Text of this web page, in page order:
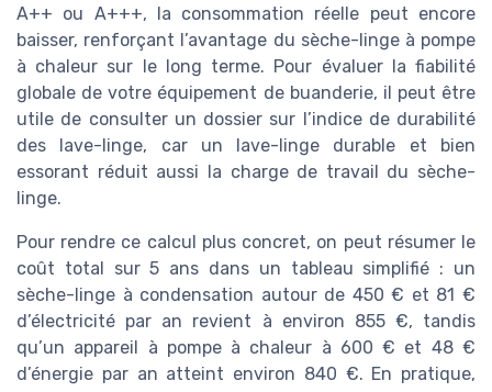
A++ ou A+++, la consommation réelle peut encore
baisser, renforçant l’avantage du sèche-linge à pompe
à chaleur sur le long terme. Pour évaluer la fiabilité
globale de votre équipement de buanderie, il peut être
utile de consulter un dossier sur l’indice de durabilité
des lave-linge, car un lave-linge durable et bien
essorant réduit aussi la charge de travail du sèche-
linge.
Pour rendre ce calcul plus concret, on peut résumer le
coût total sur 5 ans dans un tableau simplifié : un
sèche-linge à condensation autour de 450 € et 81 €
d’électricité par an revient à environ 855 €, tandis
qu’un appareil à pompe à chaleur à 600 € et 48 €
d’énergie par an atteint environ 840 €. En pratique,